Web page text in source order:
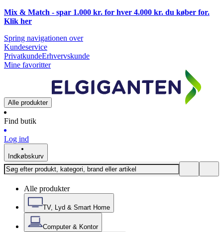
Mix & Match - spar 1.000 kr. for hver 4.000 kr. du køber for.
Klik her
Spring navigationen over
Kundeservice
PrivatkundeErhvervskunde
Mine favoritter
Alle produkter
Find butik
Log ind
Indkøbskurv
Alle produkter
TV, Lyd & Smart Home
Computer & Kontor